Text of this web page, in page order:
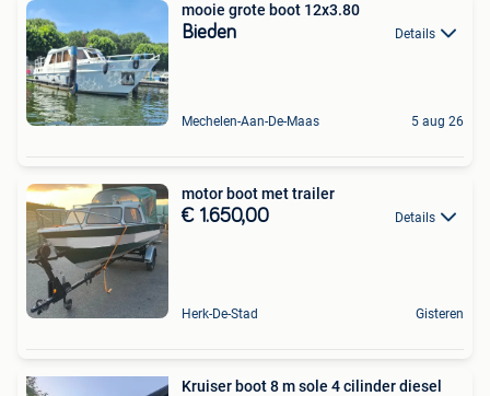
mooie grote boot 12x3.80
Bieden Details
Mechelen-Aan-De-Maas 5 aug 26
motor boot met trailer
€ 1.650,00 Details
Herk-De-Stad Gisteren
Kruiser boot 8 m sole 4 cilinder diesel